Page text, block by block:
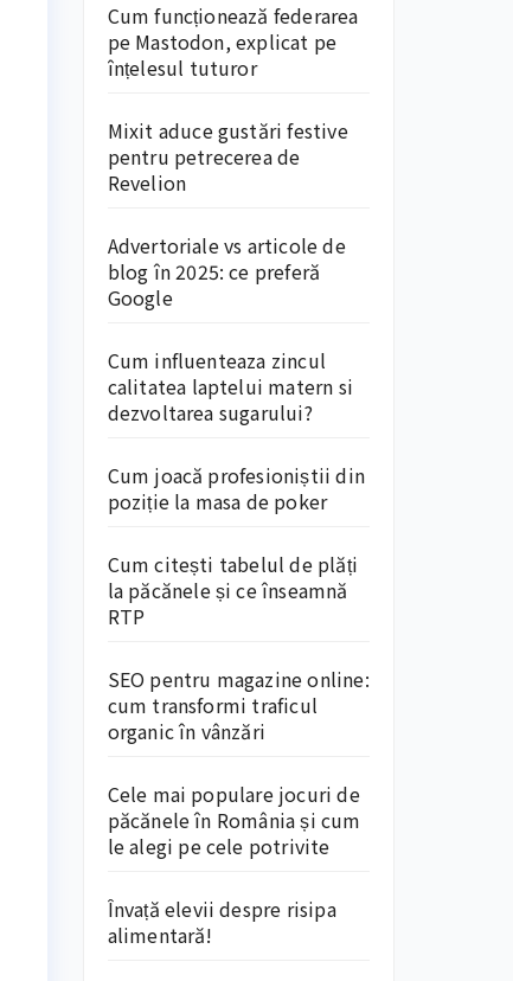
Cum funcționează federarea
pe Mastodon, explicat pe
înțelesul tuturor
Mixit aduce gustări festive
pentru petrecerea de
Revelion
Advertoriale vs articole de
blog în 2025: ce preferă
Google
Cum influenteaza zincul
calitatea laptelui matern si
dezvoltarea sugarului?
Cum joacă profesioniștii din
poziție la masa de poker
Cum citești tabelul de plăți
la păcănele și ce înseamnă
RTP
SEO pentru magazine online:
cum transformi traficul
organic în vânzări
Cele mai populare jocuri de
păcănele în România și cum
le alegi pe cele potrivite
Învață elevii despre risipa
alimentară!